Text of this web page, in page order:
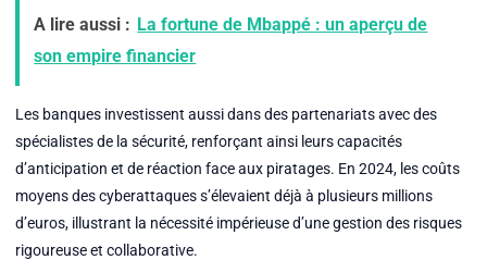
A lire aussi : La fortune de Mbappé : un aperçu de
son empire financier
Les banques investissent aussi dans des partenariats avec des
spécialistes de la sécurité, renforçant ainsi leurs capacités
d’anticipation et de réaction face aux piratages. En 2024, les coûts
moyens des cyberattaques s’élevaient déjà à plusieurs millions
d’euros, illustrant la nécessité impérieuse d’une gestion des risques
rigoureuse et collaborative.